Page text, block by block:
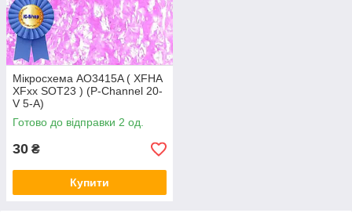
Мікросхема AO3415A ( XFHA
XFxx SOT23 ) (P-Channel 20-
V 5-A)
Готово до відправки 2 од.
30 ₴
Купити